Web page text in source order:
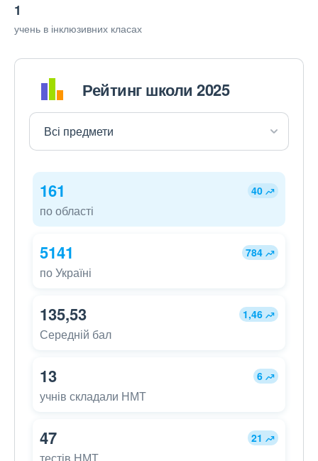
1
учень в інклюзивних класах
Рейтинг школи 2025
161 40
по області
5141 784
по Україні
135,53 1,46
Середній бал
13 6
учнів складали НМТ
47 21